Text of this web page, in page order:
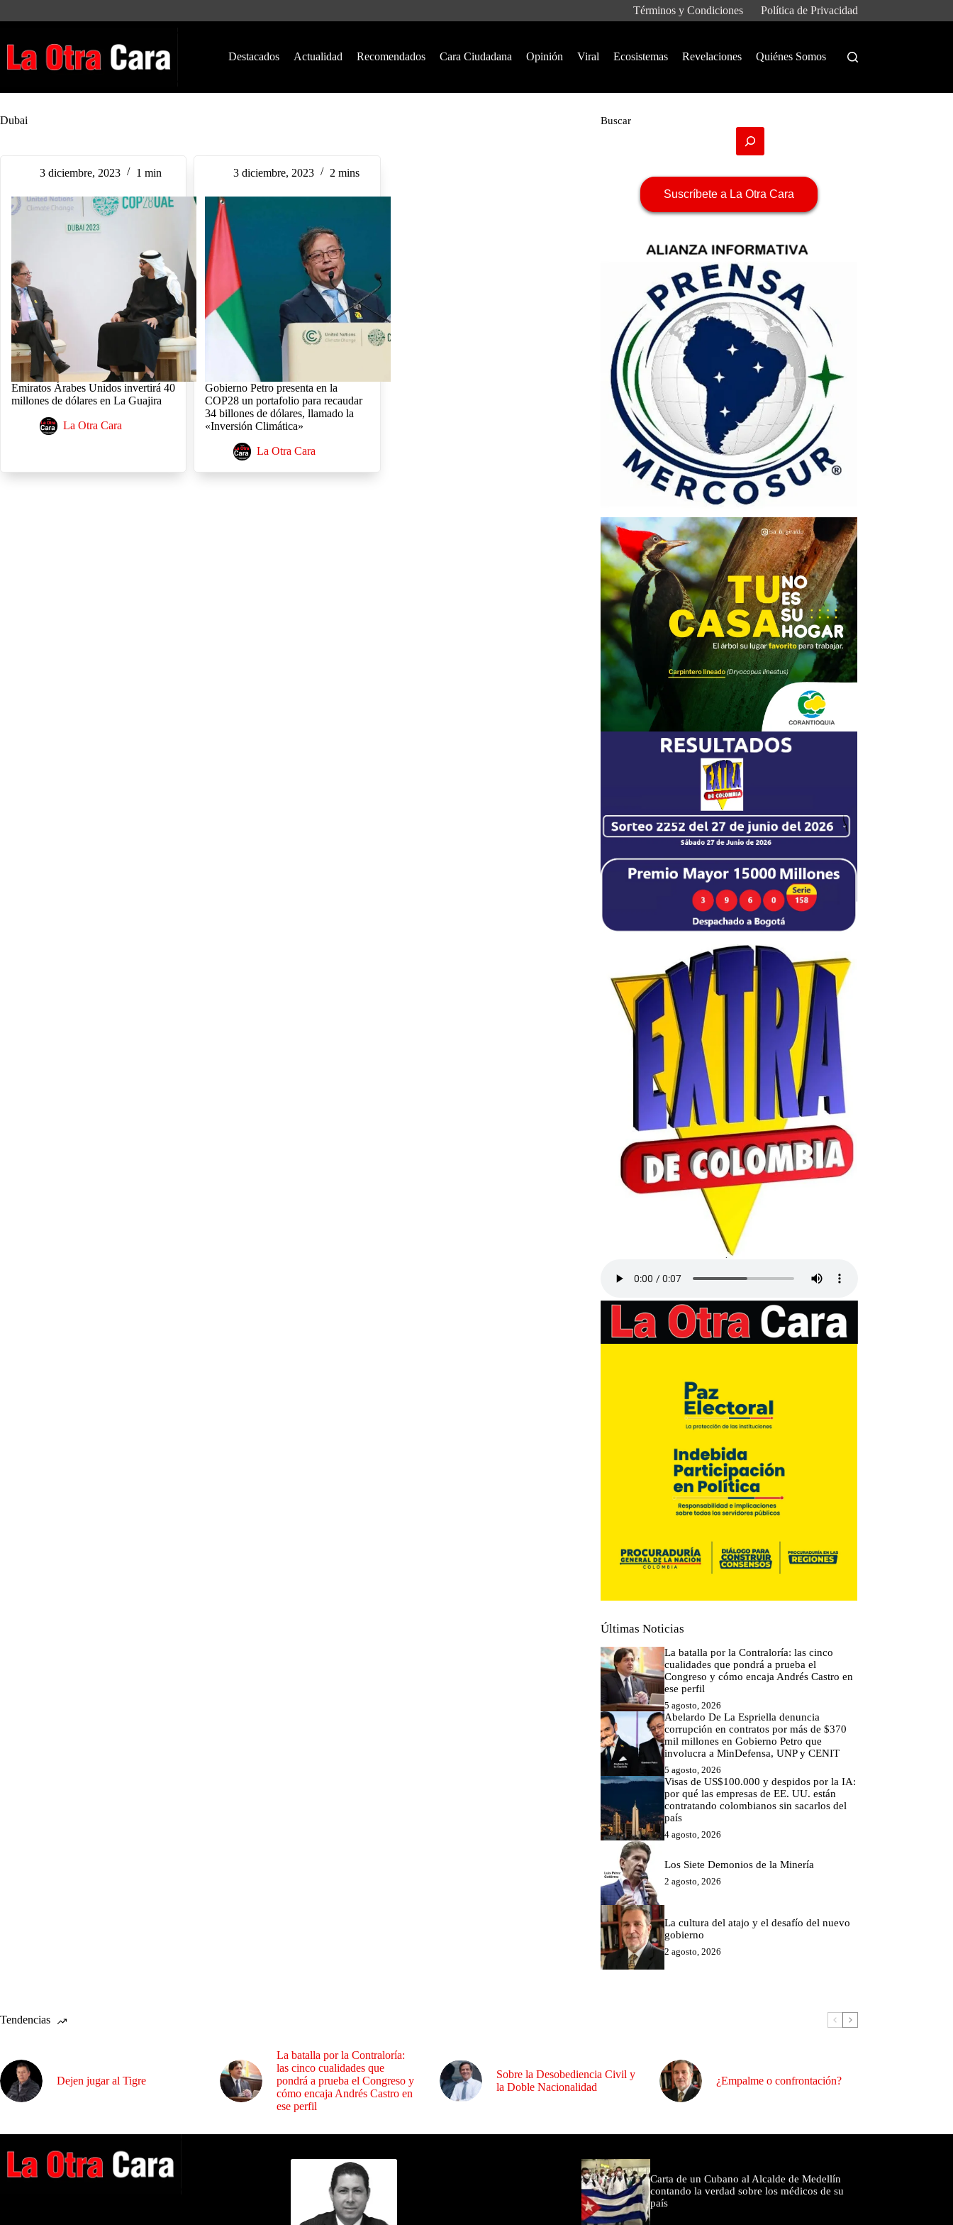
Términos y Condiciones Política de Privacidad
Destacados Actualidad Recomendados Cara Ciudadana Opinión Viral Ecosistemas Revelaciones Quiénes Somos
Dubai
3 diciembre, 2023 1 min
Emiratos Árabes Unidos invertirá 40
millones de dólares en La Guajira
La Otra Cara
3 diciembre, 2023 2 mins
Gobierno Petro presenta en la
COP28 un portafolio para recaudar
34 billones de dólares, llamado la
«Inversión Climática»
La Otra Cara
Buscar
Suscríbete a La Otra Cara
Últimas Noticias
La batalla por la Contraloría: las cinco
cualidades que pondrá a prueba el
Congreso y cómo encaja Andrés Castro en
ese perfil
5 agosto, 2026
Abelardo De La Espriella denuncia
corrupción en contratos por más de $370
mil millones en Gobierno Petro que
involucra a MinDefensa, UNP y CENIT
5 agosto, 2026
Visas de US$100.000 y despidos por la IA:
por qué las empresas de EE. UU. están
contratando colombianos sin sacarlos del
país
4 agosto, 2026
Los Siete Demonios de la Minería
2 agosto, 2026
La cultura del atajo y el desafío del nuevo
gobierno
2 agosto, 2026
Tendencias
Dejen jugar al Tigre
La batalla por la Contraloría:
las cinco cualidades que
pondrá a prueba el Congreso y
cómo encaja Andrés Castro en
ese perfil
Sobre la Desobediencia Civil y
la Doble Nacionalidad
¿Empalme o confrontación?
Carta de un Cubano al Alcalde de Medellín
contando la verdad sobre los médicos de su
país